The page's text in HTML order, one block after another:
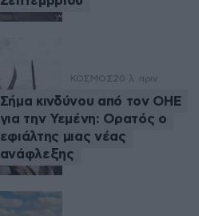
ΚΟΣΜΟΣ20 λ. πριν
Σήμα κινδύνου από τον ΟΗΕ
για την Υεμένη: Ορατός ο
εφιάλτης μιας νέας
ανάφλεξης